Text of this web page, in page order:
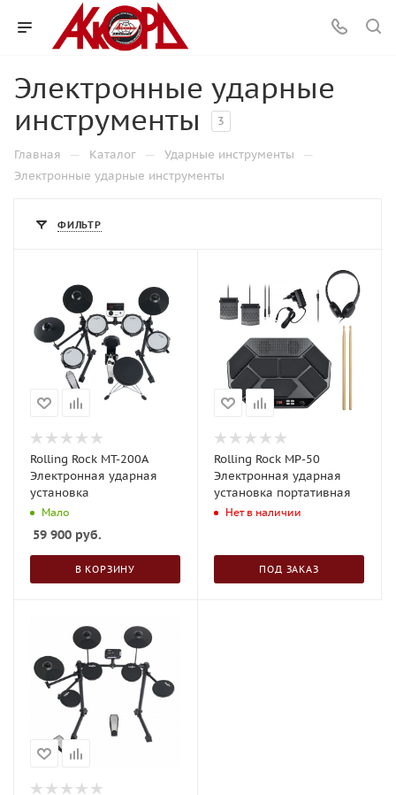
Электронные ударные
инструменты
3
Главная — Каталог — Ударные инструменты —
Электронные ударные инструменты
ФИЛЬТР
Rolling Rock MT-200A
Электронная ударная
установка
Мало
59 900 руб.
В КОРЗИНУ
Rolling Rock MP-50
Электронная ударная
установка портативная
Нет в наличии
ПОД ЗАКАЗ